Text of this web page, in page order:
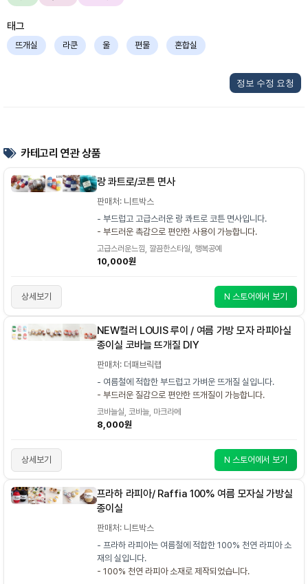
태그
뜨개실 라쿤 울 편물 혼합실
정보 수정 요청
카테고리 연관 상품
랑 콰트로/코튼 면사
판매처: 니트박스
- 부드럽고 고급스러운 랑 콰트로 코튼 면사입니다.
- 부드러운 촉감으로 편안한 사용이 가능합니다.
고급스러운느낌, 깔끔한스타일, 행복공예
10,000원
상세보기 N 스토어에서 보기
NEW컬러 LOUIS 루이 / 여름 가방 모자 라피아실
종이실 코바늘 뜨개질 DIY
판매처: 더패브릭랩
- 여름철에 적합한 부드럽고 가벼운 뜨개질 실입니다.
- 부드러운 질감으로 편안한 뜨개질이 가능합니다.
코바늘실, 코바늘, 마크라메
8,000원
상세보기 N 스토어에서 보기
프라하 라피아/ Raffia 100% 여름 모자실 가방실
종이실
판매처: 니트박스
- 프라하 라피아는 여름철에 적합한 100% 천연 라피아 소
재의 실입니다.
- 100% 천연 라피아 소재로 제작되었습니다.